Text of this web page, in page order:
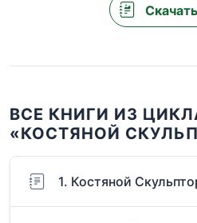
ВСЕ КНИГИ ИЗ
«КОСТЯНОЙ
1. Костяной